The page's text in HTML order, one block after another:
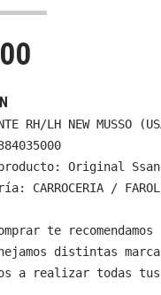
RH/LH NEW MUSSO
Original
CARROCERIA /
te
distintas
a realizar todas tus